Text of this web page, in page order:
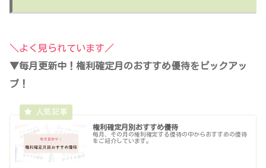
＼よく見られています／
▼毎月更新中！権利確定月のおすすめ優待をピックアッ
プ！
権利確定月別おすすめ優待
毎月、その月の権利確定する優待の中からおすすめの優待
をご紹介しています。